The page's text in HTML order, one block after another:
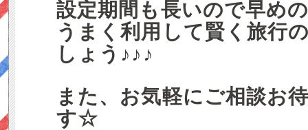
設定期間も長いので早め
うまく利用して賢く旅行
しょう♪♪♪
また、お気軽にご相談お
す☆